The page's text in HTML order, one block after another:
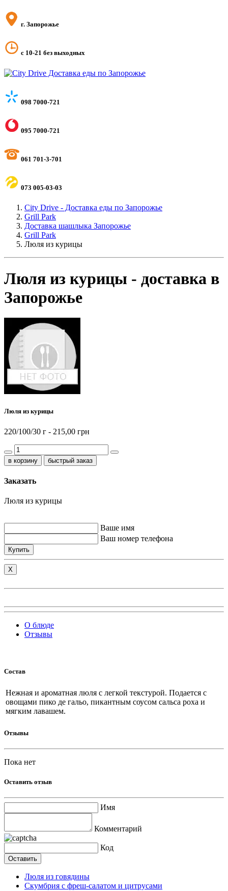
г. Запорожье
с 10-21 без выходных
098 7000-721
095 7000-721
061 701-3-701
073 005-03-03
City Drive - Доставка еды по Запорожье
Grill Park
Доставка шашлыка Запорожье
Grill Park
Люля из курицы
Люля из курицы - доставка в
Запорожье
Люля из курицы
220/100/30 г - 215,00 грн
быстрый заказ
Заказать
Люля из курицы
Ваше имя
Ваш номер телефона
Купить
X
О блюде
Отзывы
Состав
Нежная и ароматная люля с легкой текстурой. Подается с
овощами пико де гальо, пикантным соусом сальса роха и
мягким лавашем.
Отзывы
Пока нет
Оставить отзыв
Имя
Комментарий
Код
Люля из говядины
Скумбрия с фреш-салатом и цитрусами